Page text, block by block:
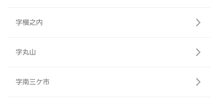
字槇之内
字丸山
字南三ケ市